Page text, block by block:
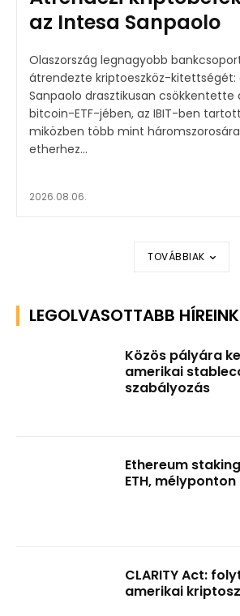
az Intesa Sanpaolo
Olaszország legnagyobb
átrendezte kriptoeszköz-kitettségét:
Sanpaolo drasztikusan csökkentette
bitcoin-ETF-jében, az IBIT-ben
miközben több mint
etherhez...
2026.08.06.
TOVÁBBIAK
LEGOLVASOTTABB HÍREINK
Közös pályára
amerikai
szabályozás
Ethereum
ETH,
CLARITY Act:
amerikai